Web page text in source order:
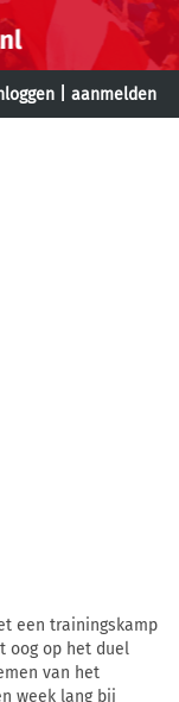
aanmelden
een trainingskamp
oog op het duel
van het
week lang bij